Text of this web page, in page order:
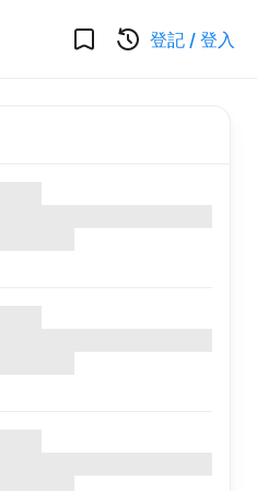
登記 / 登入